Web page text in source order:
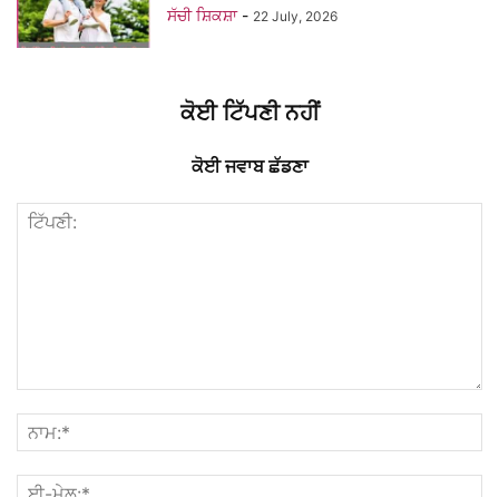
ਸੱਚੀ ਸ਼ਿਕਸ਼ਾ - 22 July, 2026
ਕੋਈ ਟਿੱਪਣੀ ਨਹੀਂ
ਕੋਈ ਜਵਾਬ ਛੱਡਣਾ